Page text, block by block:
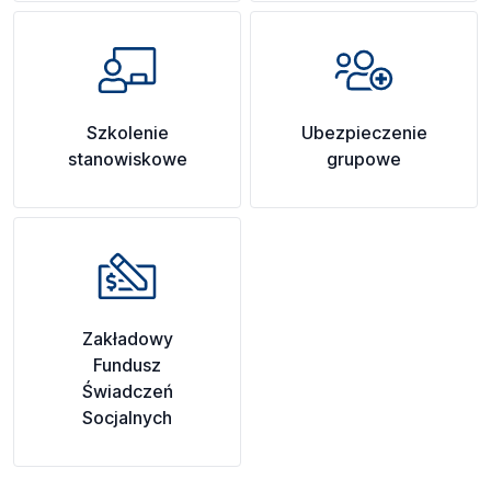
Szkolenie
stanowiskowe
Ubezpieczenie
grupowe
Zakładowy
Fundusz
Świadczeń
Socjalnych